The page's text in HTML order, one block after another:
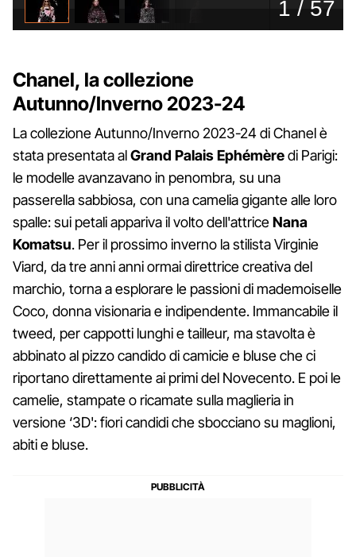
Chanel, la collezione
Autunno/Inverno 2023-24
La collezione Autunno/Inverno 2023-24 di Chanel è
stata presentata alGrand Palais Ephémèredi Parigi:
le modelle avanzavano in penombra, su una
passerella sabbiosa, con una camelia gigante alle loro
spalle: sui petali appariva il volto dell'attriceNana
Komatsu. Per il prossimo inverno la stilista Virginie
Viard, da tre anni anni ormai direttrice creativa del
marchio, torna a esplorare le passioni di mademoiselle
Coco, donna visionaria e indipendente. Immancabile il
tweed, per cappotti lunghi e tailleur, ma stavolta è
abbinato al pizzo candido di camicie e bluse che ci
riportano direttamente ai primi del Novecento. E poi le
camelie, stampate o ricamate sulla maglieria in
versione ‘3D': fiori candidi che sbocciano su maglioni,
abiti e bluse.